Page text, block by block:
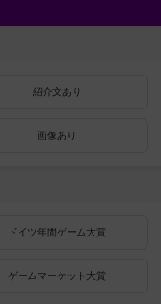
紹介文あり
画像あり
ドイツ年間ゲーム大賞
ゲームマーケット大賞